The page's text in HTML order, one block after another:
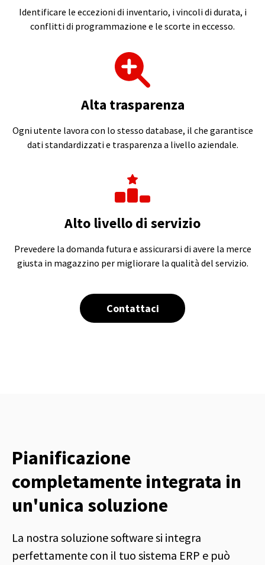
Identificare le eccezioni di inventario, i vincoli di durata, i
conflitti di programmazione e le scorte in eccesso.
Alta trasparenza
Ogni utente lavora con lo stesso database, il che garantisce
dati standardizzati e trasparenza a livello aziendale.
Alto livello di servizio
Prevedere la domanda futura e assicurarsi di avere la merce
giusta in magazzino per migliorare la qualità del servizio.
Contattaci
Pianificazione
completamente integrata in
un'unica soluzione
La nostra soluzione software si integra
perfettamente con il tuo sistema ERP e può